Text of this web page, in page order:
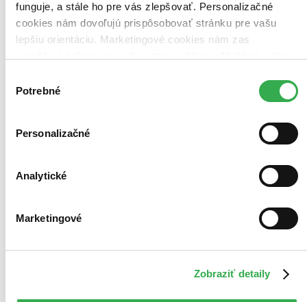
funguje, a stále ho pre vás zlepšovať. Personalizačné
cookies nám dovoľujú prispôsobovať stránku pre vašu
lepšiu orientáciu. Marketingové cookies nám zas
keby sme mohli používať všetky tieto cookies. Ďakujeme!
súhlasu
Potrebné
Personalizačné
Analytické
Marketingové
Zobraziť detaily